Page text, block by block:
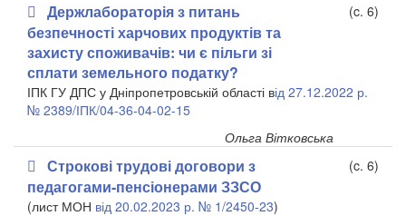
Держлабораторія з питань
безпечності харчових продуктів та
захисту споживачів: чи є пільги зі
сплати земельного податку?
(c. 6)
ІПК ГУ ДПС у Дніпропетровській області від 27.12.2022 р.
№ 2389/ІПК/04-36-04-02-15
Ольга Вітковська
Строкові трудові договори з
педагогами-пенсіонерами ЗЗСО
(c. 6)
(лист МОН від 20.02.2023 р. № 1/2450-23)